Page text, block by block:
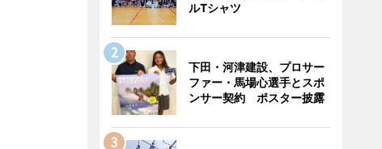
ルTシャツ
下田・河津建設、プロサー
ファー・馬場心選手とスポ
ンサー契約 ポスター披露